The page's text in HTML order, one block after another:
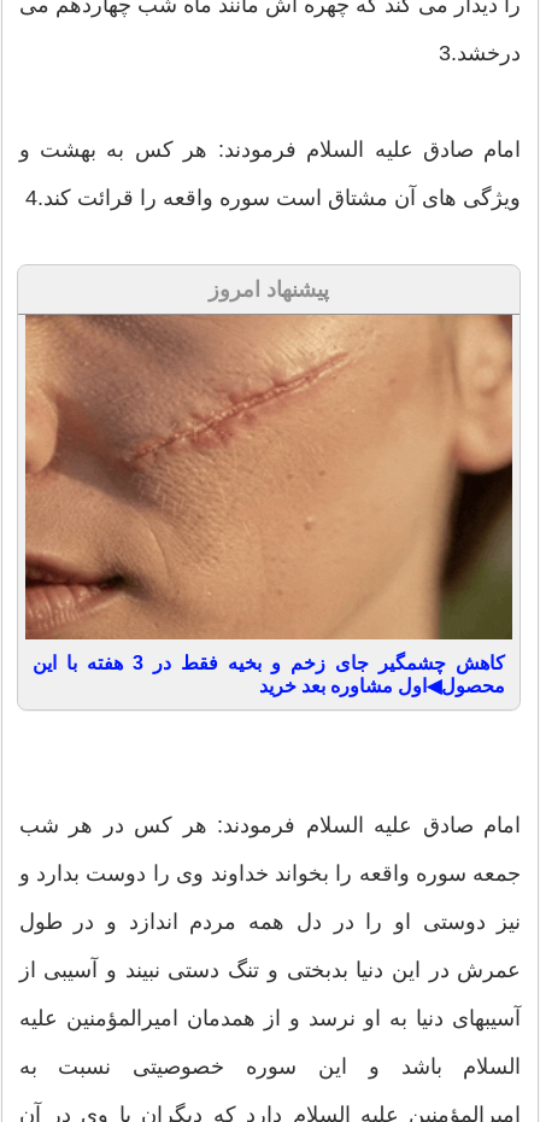
درخشد.3
امام صادق علیه السلام فرمودند: هر كس به بهشت و
ویژگی های آن مشتاق است سوره واقعه را قرائت كند.4
پیشنهاد امروز
کاهش چشمگیر جای زخم و بخیه فقط در 3 هفته با این
محصول◀اول مشاوره بعد خرید
امام صادق علیه السلام فرمودند: هر كس در هر شب
جمعه سوره واقعه را بخواند خداوند وی را دوست بدارد و
نیز دوستی او را در دل همه مردم اندازد و در طول
عمرش در این دنیا بدبختی و تنگ دستی نبیند و آسیبی از
آسیبهای دنیا به او نرسد و از همدمان امیرالمؤمنین علیه
السلام باشد و این سوره خصوصیتی نسبت به
امیرالمؤمنین علیه السلام دارد كه دیگران با وی در آن